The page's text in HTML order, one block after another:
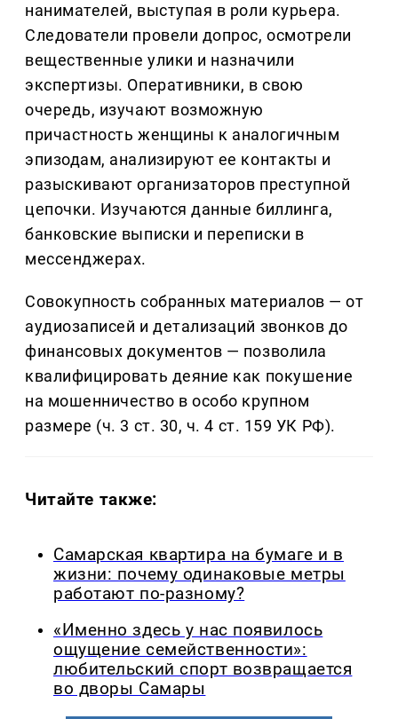
нанимателей, выступая в роли курьера.
Следователи провели допрос, осмотрели
вещественные улики и назначили
экспертизы. Оперативники, в свою
очередь, изучают возможную
причастность женщины к аналогичным
эпизодам, анализируют ее контакты и
разыскивают организаторов преступной
цепочки. Изучаются данные биллинга,
банковские выписки и переписки в
мессенджерах.
Совокупность собранных материалов — от
аудиозаписей и детализаций звонков до
финансовых документов — позволила
квалифицировать деяние как покушение
на мошенничество в особо крупном
размере (ч. 3 ст. 30, ч. 4 ст. 159 УК РФ).
Читайте также:
Самарская квартира на бумаге и в
жизни: почему одинаковые метры
работают по-разному?
«Именно здесь у нас появилось
ощущение семейственности»:
любительский спорт возвращается
во дворы Самары